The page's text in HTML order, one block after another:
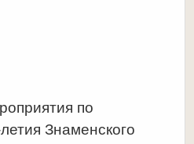
по
Знаменского